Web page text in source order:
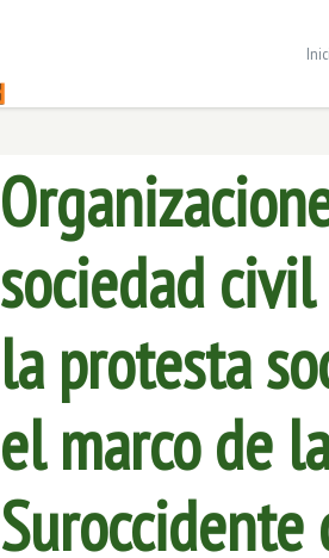
sociedad
la protesta
el marco de